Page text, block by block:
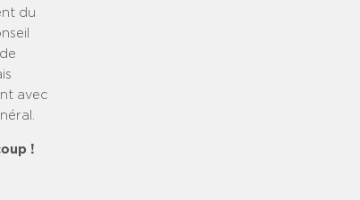
du
avec
!